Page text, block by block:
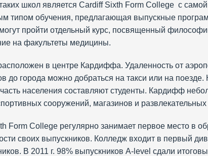
школ является Cardiff Sixth Form College с
типом обучения, предлагающая выпускные
пройти отдельный курс, посвященный
на факультеты медицины.
в центре Кардиффа. Удаленность от
до города можно добраться на такси или на
населения составляют студенты. Кардифф
сооружений, магазинов и развлекательных
Form College регулярно занимает первое место в
своих выпускников. Колледж входит в первый
В 2011 г. 98% выпускников A-level сдали